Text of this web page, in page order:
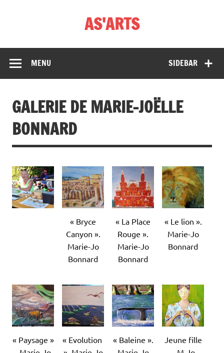
AS'ARTS
SIDEBAR
MENU
GALERIE DE MARIE-JOËLLE
BONNARD
« Bryce
Canyon ».
Marie-Jo
Bonnard
« La Place
Rouge ».
Marie-Jo
Bonnard
« Le lion ».
Marie-Jo
Bonnard
« Paysage »
« Evolution
« Baleine ».
Jeune fille